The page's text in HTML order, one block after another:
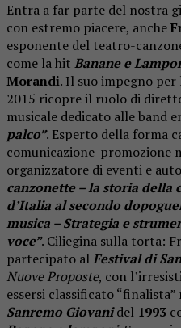
Entra a far parte del nostra
con estremo piacere, anche
esponente del teatro-
come la hit Banane e
Morandi. Il suo impegno per
2015 ricopre il ruolo di
musicale dedicato alle band
palco”. Esperto della forma
comunicazione-promozione
organizzatore di eventi e
canzonette – la storia della
d’Italia al secondo
musica – Strategia e
voce”. Ciliegina sulla torta:
partecipato alFestival di
Nuove Proposte, con
essersi classificato
Sanremo Giovanidel 1993